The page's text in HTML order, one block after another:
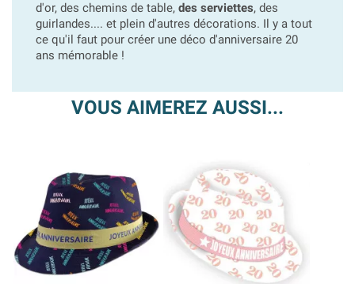
d'or, des chemins de table, des serviettes, des
guirlandes.... et plein d'autres décorations. Il y a tout
ce qu'il faut pour créer une déco d'anniversaire 20
ans mémorable !
VOUS AIMEREZ AUSSI...